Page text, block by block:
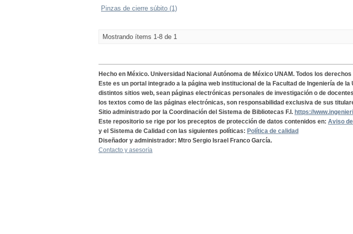
Pinzas de cierre súbito (1)
Mostrando ítems 1-8 de 1
Hecho en México. Universidad Nacional Autónoma de México UNAM. Todos los
Este es un portal integrado a la página web institucional de la Facultad de Ingeniería de
distintos sitios web, sean páginas electrónicas personales de investigación o de
los textos como de las páginas electrónicas, son responsabilidad exclusiva de sus
Sitio administrado por la Coordinación del Sistema de Bibliotecas F.I. https://
Este repositorio se rige por los preceptos de protección de datos contenidos en: Aviso
y el Sistema de Calidad con las siguientes políticas: Política de calidad
Diseñador y administrador: Mtro Sergio Israel Franco García.
Contacto y asesoría